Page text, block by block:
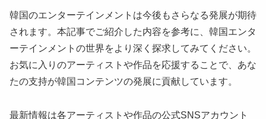
韓国のエンターテインメントは今後もさらなる発展が期待
されます。本記事でご紹介した内容を参考に、韓国エンタ
ーテインメントの世界をより深く探求してみてください。
お気に入りのアーティストや作品を応援することで、あな
たの支持が韓国コンテンツの発展に貢献しています。
最新情報は各アーティストや作品の公式SNSアカウント